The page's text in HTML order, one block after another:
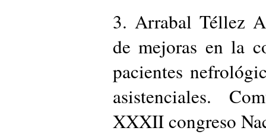
3. Arrabal Téllez
de mejoras en la
pacientes
asistenciales.
XXXII congreso